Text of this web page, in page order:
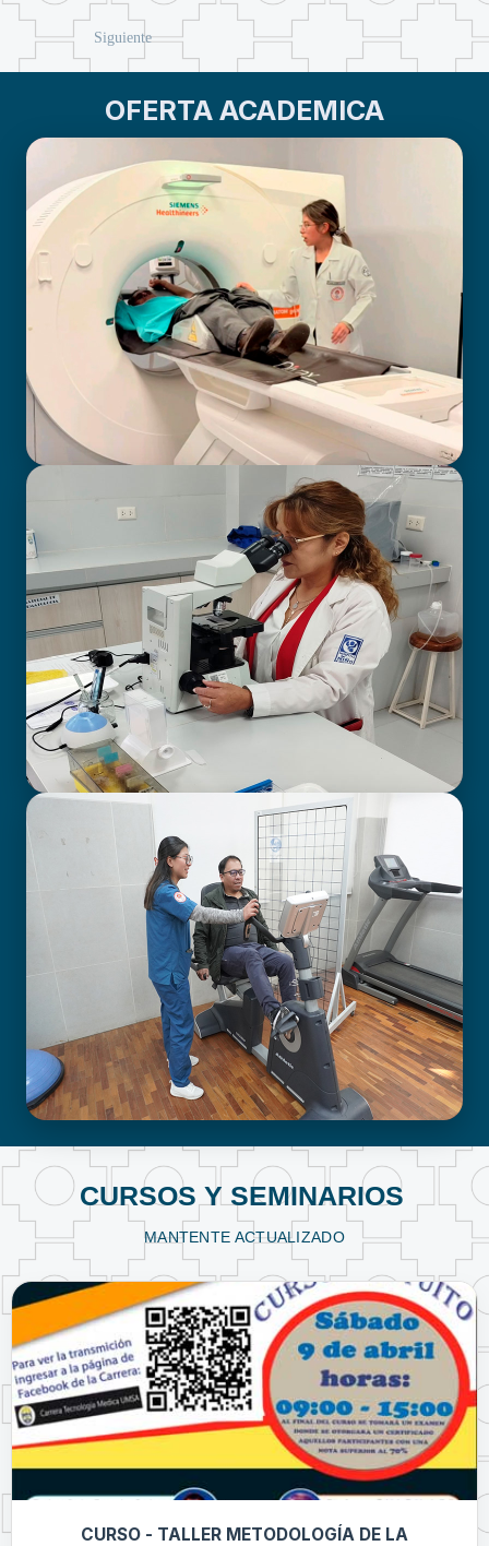
Siguiente
OFERTA ACADEMICA
LABORATORIO CLÍNICO
FISIOTERAPIA Y KINESIOLOGÍA
CURSOS Y SEMINARIOS
MANTENTE ACTUALIZADO
CURSO - TALLER METODOLOGÍA DE LA